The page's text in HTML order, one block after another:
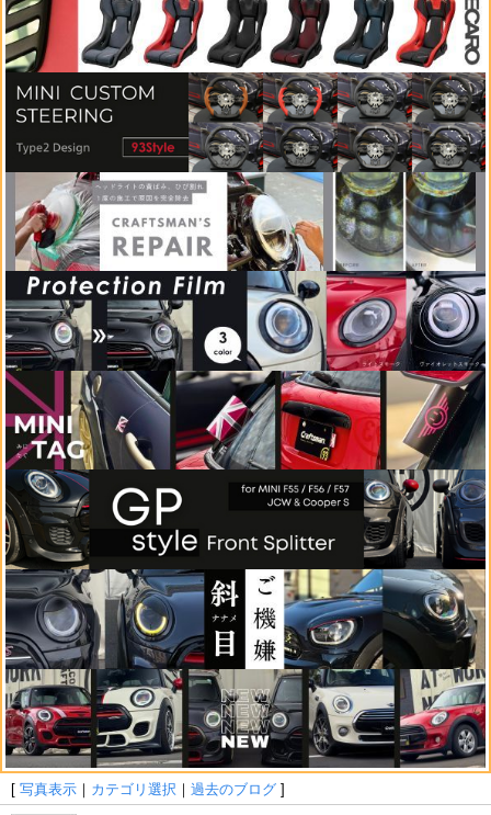
[ 写真表示 ｜ カテゴリ選択 ｜ 過去のブログ ]